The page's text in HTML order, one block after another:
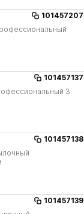
101457207
101457137
3
101457138
101457139